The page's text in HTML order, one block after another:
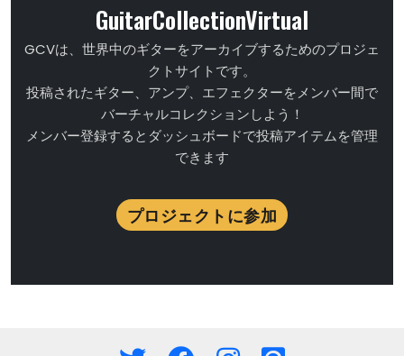
GuitarCollectionVirtual
GCVは、世界中のギターをアーカイブするためのプロジェ
クトサイトです。
投稿されたギター、アンプ、エフェクターをメンバー間で
バーチャルコレクションしよう！
メンバー登録するとダッシュボードで投稿アイテムを管理
できます
プロジェクトに参加